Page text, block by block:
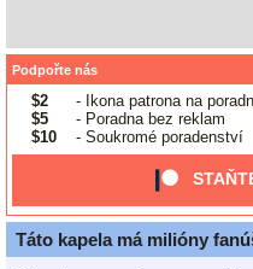
Podpořte nás
$2
- Ikona patrona na
$5
- Poradna bez reklam
$10
- Soukromé poradenství
Táto kapela má milióny